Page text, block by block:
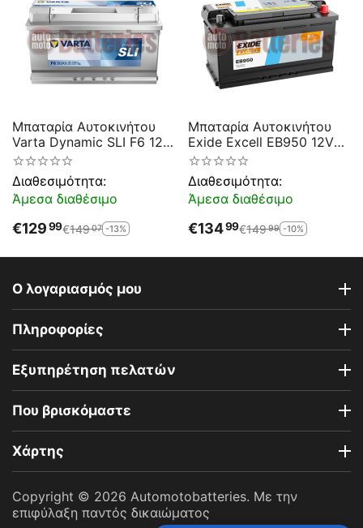
Μπαταρία Αυτοκινήτου
Varta Dynamic SLI F6 12V
Διαθεσιμότητα:
Άμεσα διαθέσιμο
€12999€14907 -13%
Μπαταρία Αυτοκινήτου
Exide Excell EB950 12V
95AH 800EN A-
Εκκίνησης
Διαθεσιμότητα:
Άμεσα διαθέσιμο
€13499€14999 -10%
Ο λογαριασμός μου
Πληροφορίες
Εξυπηρέτηση πελατών
Που βρισκόμαστε
Χάρτης
Copyright © 2026 Automotobatteries. Με την
επιφύλαξη παντός δικαιώματος